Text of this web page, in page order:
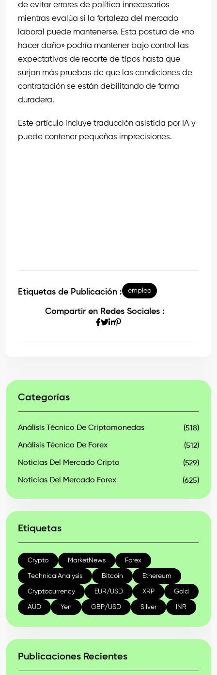
de evitar errores de política innecesarios
mientras evalúa si la fortaleza del mercado
laboral puede mantenerse. Esta postura de «no
hacer daño» podría mantener bajo control las
expectativas de recorte de tipos hasta que
surjan más pruebas de que las condiciones de
contratación se están debilitando de forma
duradera.
Este artículo incluye traducción asistida por IA y
puede contener pequeñas imprecisiones.
Etiquetas de Publicación : empleo
Compartir en Redes Sociales :
Categorías
Análisis Técnico De Criptomonedas (518)
Análisis Técnico De Forex (512)
Noticias Del Mercado Cripto (529)
Noticias Del Mercado Forex (625)
Etiquetas
Crypto MarketNews Forex
TechnicalAnalysis Bitcoin Ethereum
Cryptocurrency EUR/USD XRP Gold
AUD Yen GBP/USD Silver INR
Publicaciones Recientes